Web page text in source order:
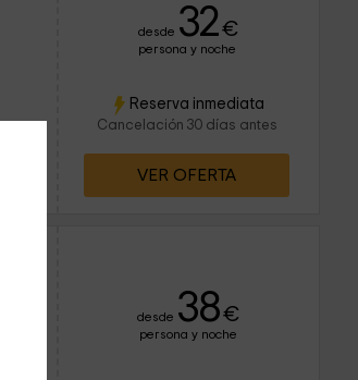
desde 32€
persona y noche
Reserva inmediata
Cancelación 30 días antes
VER OFERTA
desde 38€
persona y noche